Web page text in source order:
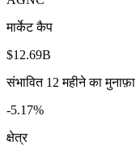
मार्केट कैप
$12.69B
संभावित 12 महीने का मुनाफ़ा
-5.17%
क्षेत्र